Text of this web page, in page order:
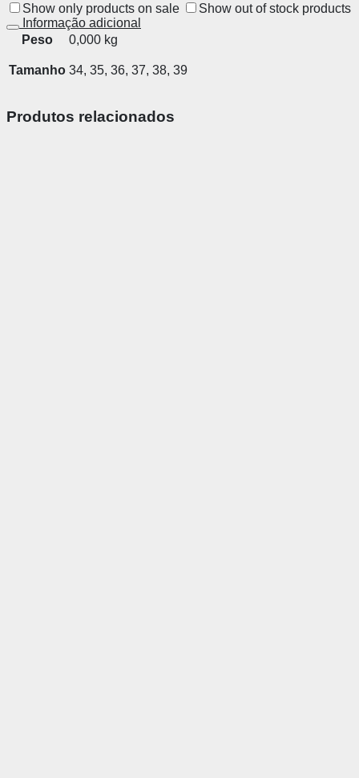
Show only products on sale
Show out of stock products
Informação adicional
Peso
0,000 kg
Tamanho 34, 35, 36, 37, 38, 39
Produtos relacionados